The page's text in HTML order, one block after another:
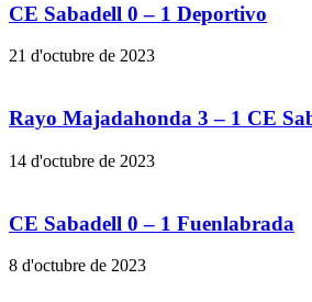
CE Sabadell 0 – 1 Deportivo
21 d'octubre de 2023
Rayo Majadahonda 3 – 1 CE
14 d'octubre de 2023
CE Sabadell 0 – 1 Fuenlabrada
8 d'octubre de 2023